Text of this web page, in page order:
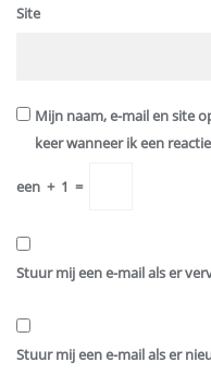
Site
Mijn naam, e-mail en site
keer wanneer ik een
een + 1 =
Stuur mij een e-mail als er
Stuur mij een e-mail als er